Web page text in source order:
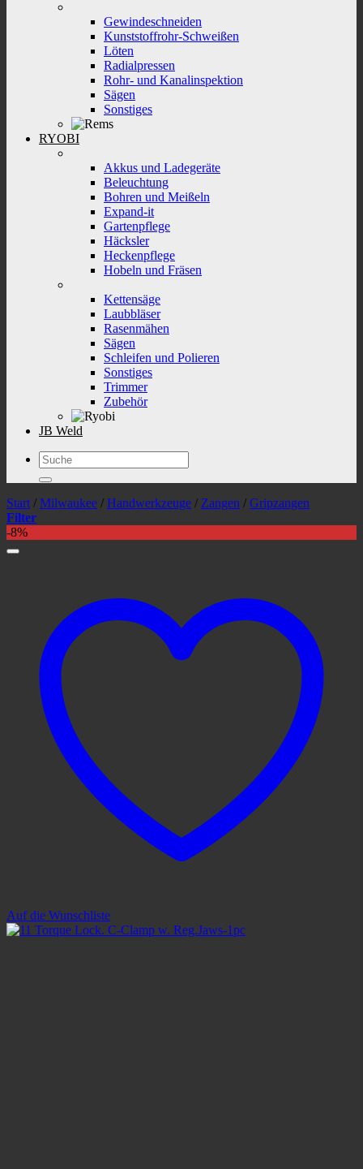
Gewindeschneiden
Kunststoffrohr-Schweißen
Löten
Radialpressen
Rohr- und Kanalinspektion
Sägen
Sonstiges
RYOBI
Akkus und Ladegeräte
Beleuchtung
Bohren und Meißeln
Expand-it
Gartenpflege
Häcksler
Heckenpflege
Hobeln und Fräsen
Kettensäge
Laubbläser
Rasenmähen
Sägen
Schleifen und Polieren
Sonstiges
Trimmer
Zubehör
JB Weld
Suchen
nach:
Start / Milwaukee / Handwerkzeuge / Zangen / Gripzangen
Filter
-8%
Auf die Wunschliste